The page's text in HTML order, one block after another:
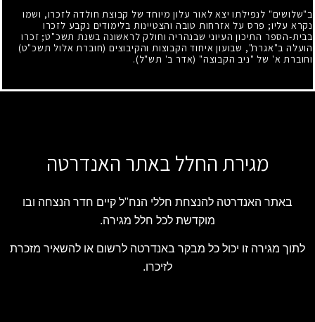
ב"שלושים" לנפילתו יצא לאור עלון מיוחד של קבוצת חולדה לזכרו, ושמו
נקרא עליו; פרס על אזרחות טובה והצטיינות בלימודים נקבע לזכרו
בבית-הספר התיכון העיוני שבנהריה וחולק לראשונה בשנת תשכ"ט; זכרו
הועלה ב"אגרת", שבועון איחוד הקבוצות והקיבוצים (חוברת אלול תשכ"ט)
וחוברת א' של "ניב הקבוצה" (אדר ב' תש"ל).
מגירת החלל באתר האנדרטה
באתר האנדרטה להנצחת חללי הנח"ל קיים חדר הנצחה ובו
מוקדשת לכל חלל מגירה.
לתוך מגירה זו יכול כל מבקר באנדרטה לרשום או להשאיר מזכרת
לזיכרו.